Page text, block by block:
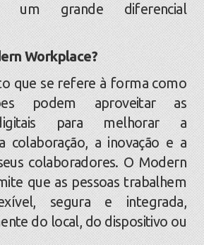
um grande diferencial
Workplace?
que se refere à forma como
podem aproveitar as
para melhorar a
colaboração, a inovação e a
colaboradores. O Modern
que as pessoas trabalhem
segura e integrada,
do local, do dispositivo ou